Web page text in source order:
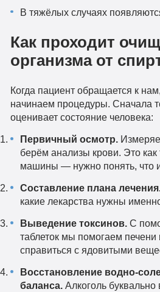
В тяжёлых случаях
Как проходит
организма от
Когда пациент обращается к
начинаем процедуры. Сначала
оценивает состояние человека:
Первичный осмотр.
берём анализы крови. Это как
машины — нужно понять, что и
Составление плана
какие лекарства нужны
Выведение токсинов. С
таблеток мы помогаем
справиться с ядовитыми
Восстановление водно-
баланса. Алкоголь